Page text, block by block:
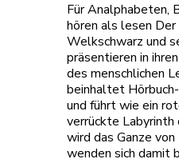
Für Analphabeten,
hören als lesen
Welkschwarz und
präsentieren in
des menschlichen
beinhaltet
und führt wie ein
verrückte
wird das Ganze
wenden sich damit